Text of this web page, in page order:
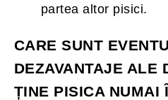
partea altor pisici.
CARE SUNT
DEZAVANTAJE ALE
ȚINE PISICA NUMAI